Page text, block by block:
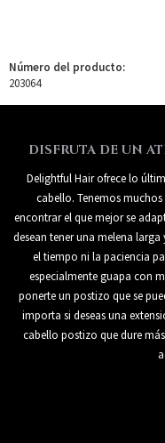
Número del producto:
203064
DISFRUTA DE UN
Delightful Hair ofrece lo
cabello. Tenemos
encontrar el que mejor se
desean tener una melena
el tiempo ni la paciencia
especialmente guapa con
ponerte un postizo que se
importa si deseas una
cabello postizo que dure